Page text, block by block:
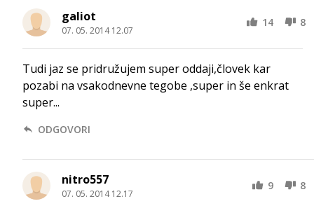
galiot
07. 05. 2014 12.07
14 8
Tudi jaz se pridružujem super oddaji,človek kar
pozabi na vsakodnevne tegobe ,super in še enkrat
super...
ODGOVORI
nitro557
07. 05. 2014 12.17
9 8